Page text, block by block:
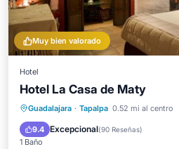
Muy bien valorado
Hotel
Hotel La Casa de Maty
Guadalajara · Tapalpa 0.52 mi al centro
9.4 Excepcional(90 Reseñas)
1 Baño
Balcón/Terraza
Internet
Apto para niños